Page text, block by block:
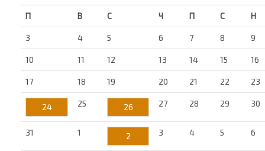
П В С Ч П С Н
3 4 5 6 7 8 9
10 11 12 13 14 15 16
17 18 19 20 21 22 23
24 25 26 27 28 29 30
31 1 2 3 4 5 6